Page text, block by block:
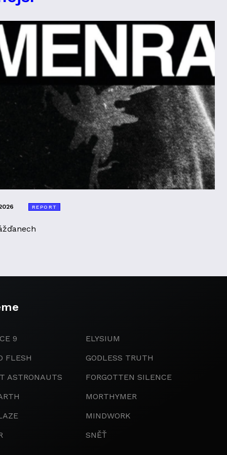
REPORT
9
FLESH
ASTRONAUTS
ELYSIUM
GODLESS TRUTH
FORGOTTEN SILENCE
MORTHYMER
MINDWORK
SNĚŤ